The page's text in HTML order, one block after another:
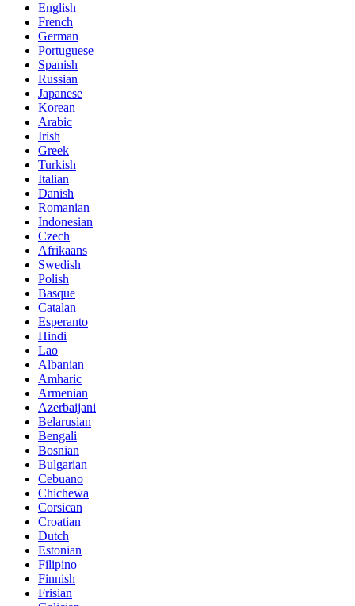
English
French
German
Portuguese
Spanish
Russian
Japanese
Korean
Arabic
Irish
Greek
Turkish
Italian
Danish
Romanian
Indonesian
Czech
Afrikaans
Swedish
Polish
Basque
Catalan
Esperanto
Hindi
Lao
Albanian
Amharic
Armenian
Azerbaijani
Belarusian
Bengali
Bosnian
Bulgarian
Cebuano
Chichewa
Corsican
Croatian
Dutch
Estonian
Filipino
Finnish
Frisian